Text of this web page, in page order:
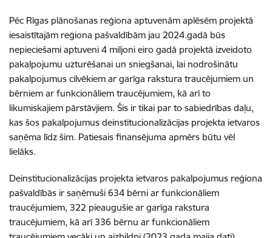
Pēc Rīgas plānošanas reģiona aptuvenām aplēsēm projektā
iesaistītajām reģiona pašvaldībām jau 2024.gadā būs
nepieciešami aptuveni 4 miljoni eiro gadā projektā izveidoto
pakalpojumu uzturēšanai un sniegšanai, lai nodrošinātu
pakalpojumus cilvēkiem ar garīga rakstura traucējumiem un
bērniem ar funkcionāliem traucējumiem, kā arī to
likumiskajiem pārstāvjiem. Šis ir tikai par to sabiedrības daļu,
kas šos pakalpojumus deinstitucionalizācijas projekta ietvaros
saņēma līdz šim. Patiesais finansējuma apmērs būtu vēl
lielāks.
Deinstitucionalizācijas projekta ietvaros pakalpojumus reģiona
pašvaldībās ir saņēmuši 634 bērni ar funkcionāliem
traucējumiem, 322 pieaugušie ar garīga rakstura
traucējumiem, kā arī 336 bērnu ar funkcionāliem